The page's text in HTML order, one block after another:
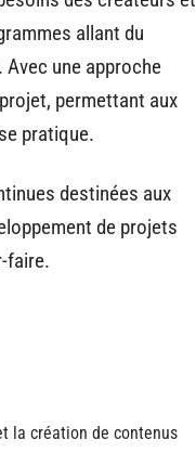
allant du
une approche
permettant aux
pratique.
destinées aux
de projets
faire.
la création de contenus